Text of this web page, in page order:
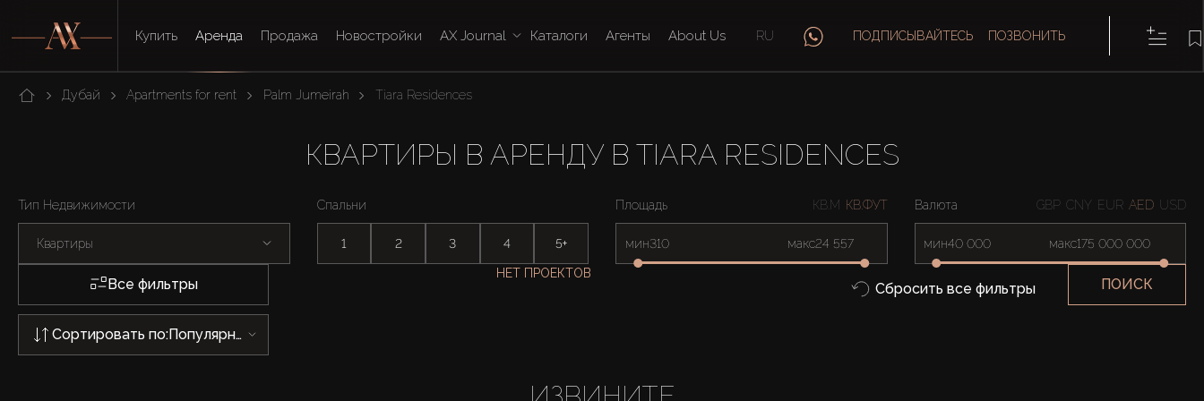
Купить Аренда Продажа Новостройки AX Journal Каталоги Агенты About Us RU ПОДПИСЫВАЙТЕСЬ ПОЗВОНИТЬ
Дубай Apartments for rent Palm Jumeirah Tiara Residences
КВАРТИРЫ В АРЕНДУ В TIARA RESIDENCES
Тип Недвижимости
Квартиры
Спальни
1 2 3 4 5+
Площадь КВ.М КВ.ФУТ
мин макс
Валюта GBP CNY EUR AED USD
мин макс
Все фильтры
НЕТ ПРОЕКТОВ
Сбросить все фильтры ПОИСК
Сортировать по: Популярности